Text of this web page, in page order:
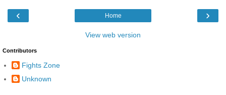
‹ ›
Home
View web version
Contributors
Fights Zone
Unknown